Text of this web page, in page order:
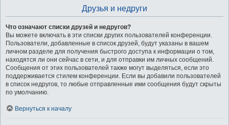
Друзья и недруги
Что означают списки друзей и недругов?
Вы можете включать в эти списки других пользователей конференции.
Пользователи, добавленные в список друзей, будут указаны в вашем
личном разделе для получения быстрого доступа к информации о том,
находятся ли они сейчас в сети, и для отправки им личных сообщений.
Сообщения от этих пользователей также могут выделяться, если это
поддерживается стилем конференции. Если вы добавили пользователей
в список недругов, то любые отправленные ими сообщения будут скрыты
по умолчанию.
Вернуться к началу